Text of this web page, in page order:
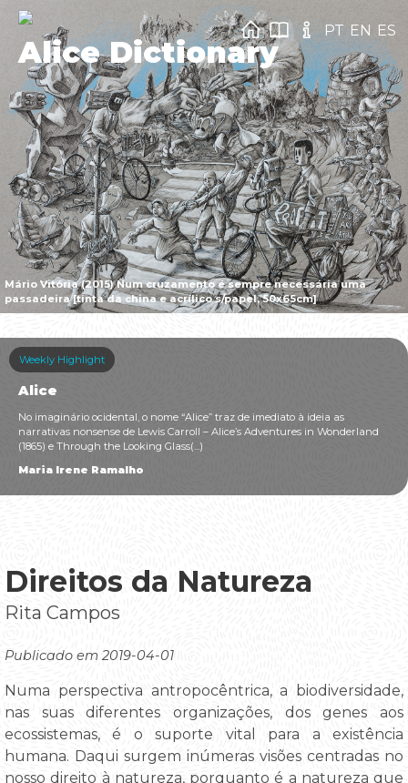
Mário Vitória (2015) Num cruzamento é sempre necessária uma
passadeira [tinta da china e acrílico s/papel, 50x65cm]
Alice Dictionary
PT EN ES
Weekly Highlight
Alice
No imaginário ocidental, o nome “Alice” traz de imediato à ideia as
narrativas nonsense de Lewis Carroll – Alice’s Adventures in Wonderland
(1865) e Through the Looking Glass(...)
Maria Irene Ramalho
Direitos da Natureza
Rita Campos
Publicado em 2019-04-01
Numa perspectiva antropocêntrica, a biodiversidade,
nas suas diferentes organizações, dos genes aos
ecossistemas, é o suporte vital para a existência
humana. Daqui surgem inúmeras visões centradas no
nosso direito à natureza, porquanto é a natureza que